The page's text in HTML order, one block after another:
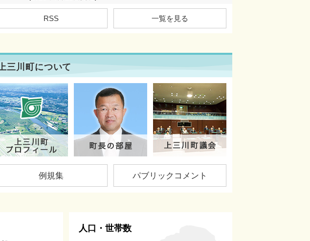
RSS 一覧を見る
(2026年7月21日掲載)
お知らせ
障害基礎年金の相談・請求の予約について
(2026年7月16日掲載)
募集
上三川町子育て支援センター運営業務委託に係る公募型プ
ロポーザルの実施について
(2026年7月15日掲載)
上三川町について
例規集 パブリックコメント
人口・世帯数